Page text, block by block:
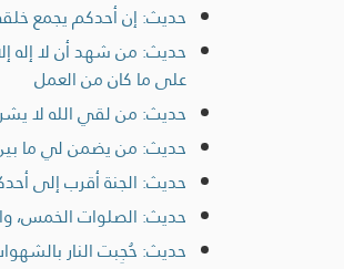
حديث: إن أحدكم يجمع
حديث: من شهد أن لا إله
على ما كان من العمل
حديث: من لقي الله لا
حديث: من يضمن لي ما بين
حديث: الجنة أقرب إلى
حديث: الصلوات الخمس،
حديث: حُجِبت النار